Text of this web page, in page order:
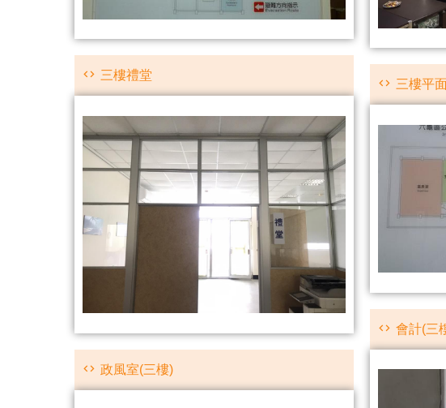
三樓禮堂
政風室(三樓)
三樓平
會計(三